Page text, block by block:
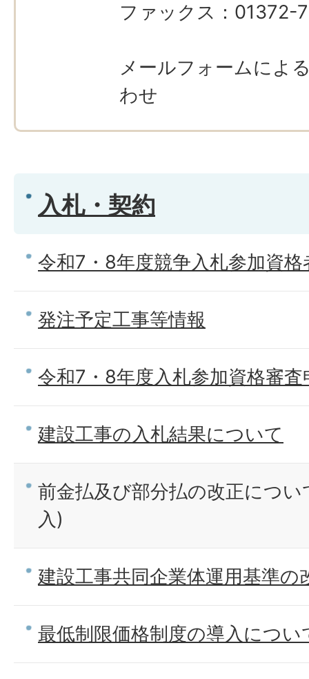
ファックス：01372-
メールフォームによ
わせ
入札・契約
令和7・8年度競争入札参加資
発注予定工事等情報
令和7・8年度入札参加資格審
建設工事の入札結果について
前金払及び部分払の改正につ
入)
建設工事共同企業体運用基準の
最低制限価格制度の導入につい